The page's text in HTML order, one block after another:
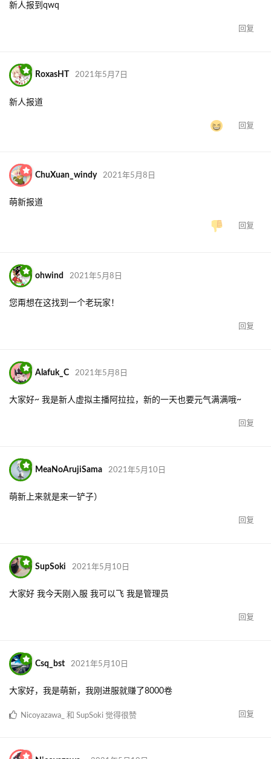
新人报到qwq
回复
RoxasHT 2021年5月7日
新人报道
回复
ChuXuan_windy 2021年5月8日
萌新报道
回复
ohwind 2021年5月8日
您甭想在这找到一个老玩家！
回复
Alafuk_C 2021年5月8日
大家好~ 我是新人虚拟主播阿拉拉，新的一天也要元气满满哦~
回复
MeaNoArujiSama 2021年5月10日
萌新上来就是来一铲子）
回复
SupSoki 2021年5月10日
大家好 我今天刚入服 我可以飞 我是管理员
回复
Csq_bst 2021年5月10日
大家好，我是萌新，我刚进服就赚了8000卷
回复
Nicoyazawa_ 和 SupSoki 觉得很赞